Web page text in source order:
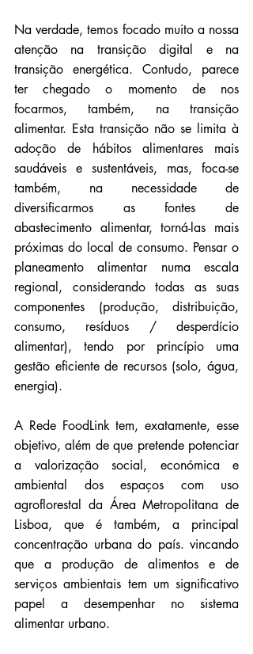
Na verdade, temos focado muito a nossa
atenção na transição digital e na
transição energética. Contudo, parece
ter chegado o momento de nos
focarmos, também, na transição
alimentar. Esta transição não se limita à
adoção de hábitos alimentares mais
saudáveis e sustentáveis, mas, foca-se
também, na necessidade de
diversificarmos as fontes de
abastecimento alimentar, torná-las mais
próximas do local de consumo. Pensar o
planeamento alimentar numa escala
regional, considerando todas as suas
componentes (produção, distribuição,
consumo, resíduos / desperdício
alimentar), tendo por princípio uma
gestão eficiente de recursos (solo, água,
energia).
A Rede FoodLink tem, exatamente, esse
objetivo, além de que pretende potenciar
a valorização social, económica e
ambiental dos espaços com uso
agroflorestal da Área Metropolitana de
Lisboa, que é também, a principal
concentração urbana do país. vincando
que a produção de alimentos e de
serviços ambientais tem um significativo
papel a desempenhar no sistema
alimentar urbano.